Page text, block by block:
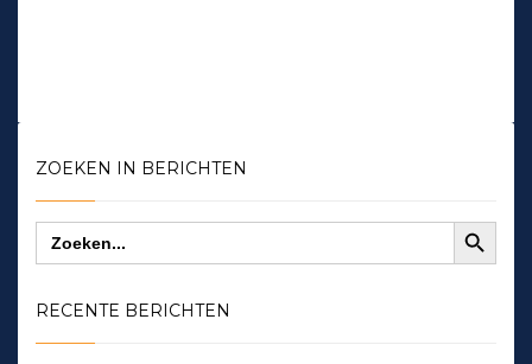
ZOEKEN IN BERICHTEN
Zoek
naar:
Zoekknop
RECENTE BERICHTEN